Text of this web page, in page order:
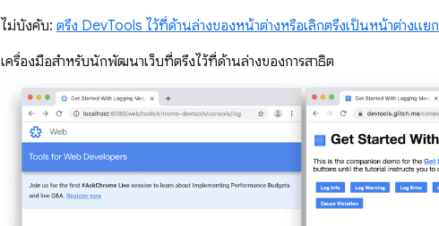
ไม่บังคับ: ตรึง DevTools ไว้ที่ด้านล่างของหน้าต่างหรือเลิกตรึงเป็นหน้าต่างแยก
เครื่องมือสำหรับนักพัฒนาเว็บที่ตรึงไว้ที่ด้านล่างของการสาธิต